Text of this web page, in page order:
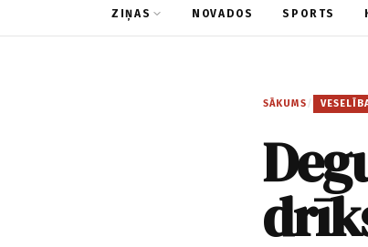
ZIŅAS NOVADOS SPORTS
SĀKUMS /